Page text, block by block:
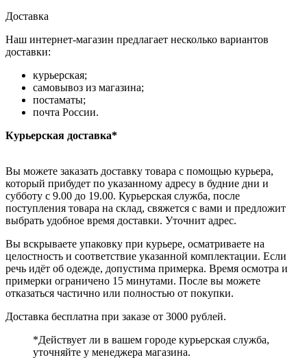
Доставка
Наш интернет-магазин предлагает несколько вариантов
доставки:
курьерская;
самовывоз из магазина;
постаматы;
почта России.
Курьерская доставка*
Вы можете заказать доставку товара с помощью курьера,
который прибудет по указанному адресу в будние дни и
субботу с 9.00 до 19.00. Курьерская служба, после
поступления товара на склад, свяжется с вами и предложит
выбрать удобное время доставки. Уточнит адрес.
Вы вскрываете упаковку при курьере, осматриваете на
целостность и соответствие указанной комплектации. Если
речь идёт об одежде, допустима примерка. Время осмотра и
примерки ограничено 15 минутами. После вы можете
отказаться частично или полностью от покупки.
Доставка бесплатна при заказе от 3000 рублей.
*Действует ли в вашем городе курьерская служба,
уточняйте у менеджера магазина.